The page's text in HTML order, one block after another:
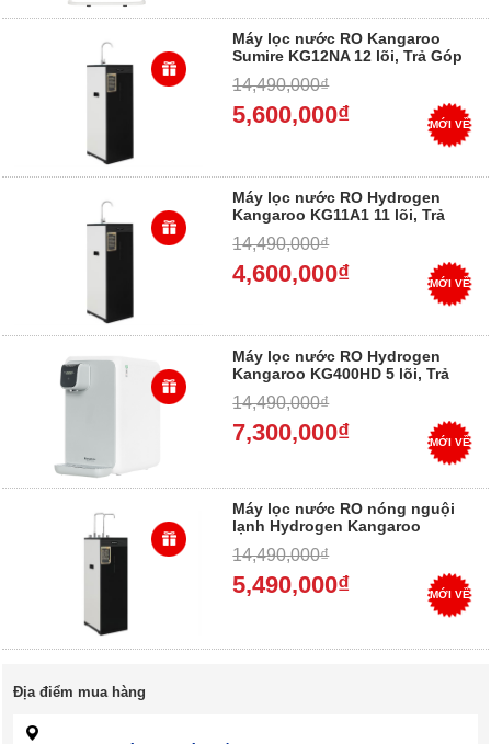
Máy lọc nước RO Kangaroo
Sumire KG12NA 12 lõi, Trả Góp
14,490,000₫
5,600,000₫ MỚI VỀ
Máy lọc nước RO Hydrogen
Kangaroo KG11A1 11 lõi, Trả
14,490,000₫
4,600,000₫ MỚI VỀ
Máy lọc nước RO Hydrogen
Kangaroo KG400HD 5 lõi, Trả
14,490,000₫
7,300,000₫ MỚI VỀ
Máy lọc nước RO nóng nguội
lạnh Hydrogen Kangaroo
14,490,000₫
5,490,000₫ MỚI VỀ
Địa điểm mua hàng